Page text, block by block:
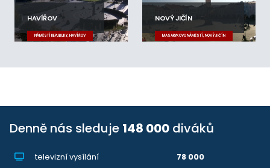
HAVÍŘOV
NÁMĚSTÍ REPUBLIKY, HAVÍŘOV
NOVÝ JIČÍN
MASARYKOVO NÁMĚSTÍ, NOVÝ JIČÍN
Denně nás sleduje 148 000 diváků
televizní vysílání
78 000